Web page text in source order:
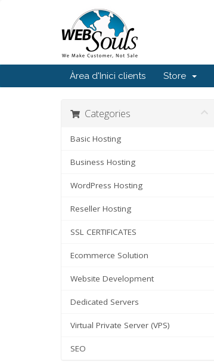
Àrea d'Inici clients Store
Categories
Basic Hosting
Business Hosting
WordPress Hosting
Reseller Hosting
SSL CERTIFICATES
Ecommerce Solution
Website Development
Dedicated Servers
Virtual Private Server (VPS)
SEO